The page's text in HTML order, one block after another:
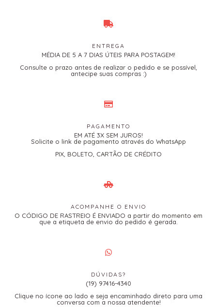
ENTREGA
MÉDIA DE 5 A 7 DIAS ÚTEIS PARA POSTAGEM!
Consulte o prazo antes de realizar o pedido e se possível,
antecipe suas compras :)
PAGAMENTO
EM ATÉ 3X SEM JUROS!
Solicite o link de pagamento através do WhatsApp
PIX, BOLETO, CARTÃO DE CRÉDITO
ACOMPANHE O ENVIO
O CÓDIGO DE RASTREIO É ENVIADO a partir do momento em
que a etiqueta de envio do pedido é gerada.
DÚVIDAS?
(19) 97416-4340
Clique no ícone ao lado e seja encaminhado direto para uma
conversa com a nossa atendente!